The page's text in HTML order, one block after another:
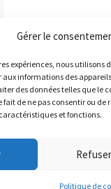
Gérer le
expériences, nous utilisons
informations des
des données telles que le
fait de ne pas consentir ou
et fonctions.
Refuser
Politique de